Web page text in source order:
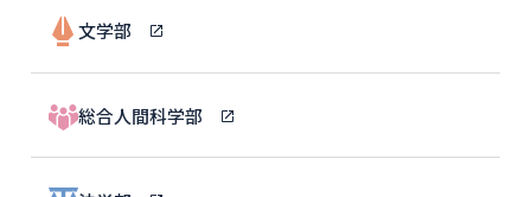
文学部
総合人間科学部